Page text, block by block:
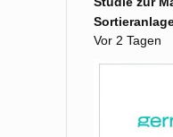
Vor 2 Tagen